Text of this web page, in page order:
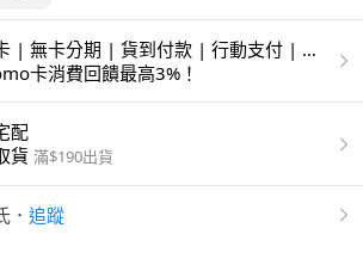
| 無卡分期 | 貨到付款 | 行動支付 | 超
| ATM | 銀聯卡
卡消費回饋最高3%！
配
貨 滿$190出貨
． 追蹤